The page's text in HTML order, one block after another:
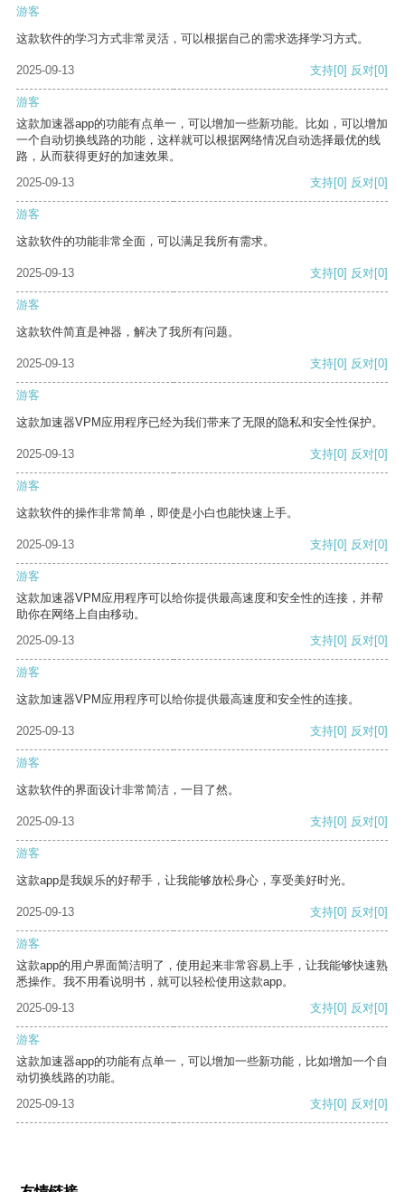
游客
这款软件的学习方式非常灵活，可以根据自己的需求选择学习方式。
2025-09-13 支持[0] 反对[0]
游客
这款加速器app的功能有点单一，可以增加一些新功能。比如，可以增加
一个自动切换线路的功能，这样就可以根据网络情况自动选择最优的线
路，从而获得更好的加速效果。
2025-09-13
支持[0] 反对[0]
游客
这款软件的功能非常全面，可以满足我所有需求。
2025-09-13 支持[0] 反对[0]
游客
这款软件简直是神器，解决了我所有问题。
2025-09-13 支持[0] 反对[0]
游客
这款加速器VPM应用程序已经为我们带来了无限的隐私和安全性保护。
2025-09-13 支持[0] 反对[0]
游客
这款软件的操作非常简单，即使是小白也能快速上手。
2025-09-13 支持[0] 反对[0]
游客
这款加速器VPM应用程序可以给你提供最高速度和安全性的连接，并帮
助你在网络上自由移动。
2025-09-13
支持[0] 反对[0]
游客
这款加速器VPM应用程序可以给你提供最高速度和安全性的连接。
2025-09-13 支持[0] 反对[0]
游客
这款软件的界面设计非常简洁，一目了然。
2025-09-13 支持[0] 反对[0]
游客
这款app是我娱乐的好帮手，让我能够放松身心，享受美好时光。
2025-09-13 支持[0] 反对[0]
游客
这款app的用户界面简洁明了，使用起来非常容易上手，让我能够快速熟
悉操作。我不用看说明书，就可以轻松使用这款app。
2025-09-13
支持[0] 反对[0]
游客
这款加速器app的功能有点单一，可以增加一些新功能，比如增加一个自
动切换线路的功能。
2025-09-13
支持[0] 反对[0]